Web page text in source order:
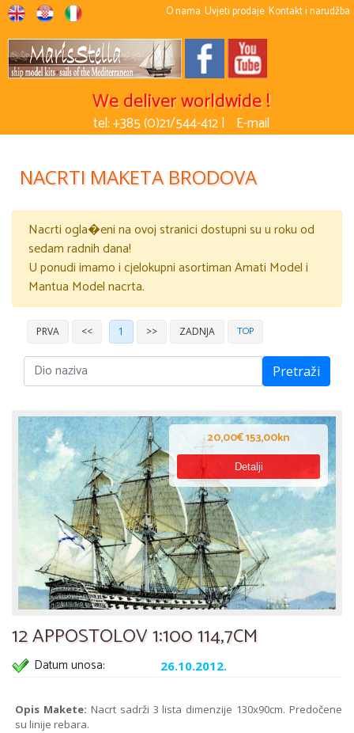
O nama Uvjeti prodaje Kontakt i narudžba
We deliver worldwide !
tel: +385 (0)21/544-412 | E-mail
NACRTI MAKETA BRODOVA
Nacrti ogla�eni na ovoj stranici dostupni su u roku od
sedam radnih dana!
U ponudi imamo i cjelokupni asortiman Amati Model i
Mantua Model nacrta.
PRVA << 1 >> ZADNJA TOP
Pretraži
20,00€ 153,00kn
Detalji
12 APPOSTOLOV 1:100 114,7CM
Datum unosa: 26.10.2012.
Opis Makete: Nacrt sadrži 3 lista dimenzije 130x90cm. Predočene
su linije rebara.